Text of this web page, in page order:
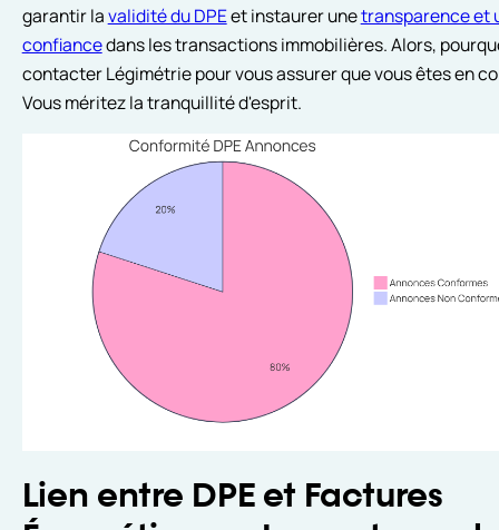
garantir lavalidité du DPEet instaurer unetransparence et
confiancedans les transactions immobilières. Alors,
contacter Légimétrie pour vous assurer que vous êtes en
Vous méritez la tranquillité d'esprit.
Lien entre DPE et Factures